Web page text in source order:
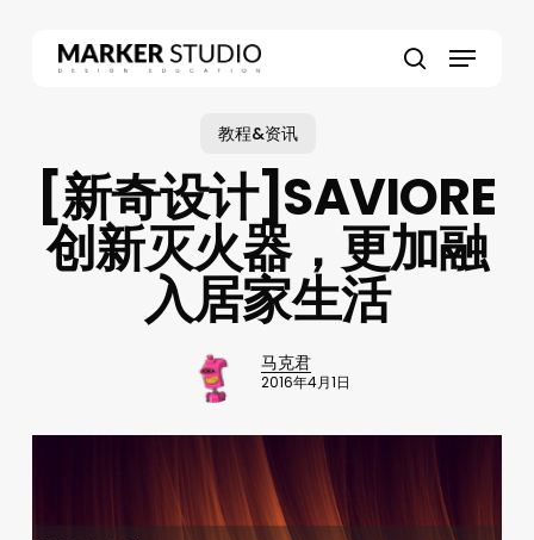
Menu
教程&资讯
[新奇设计]SAVIORE
创新灭火器，更加融
入居家生活
马克君
2016年4月1日